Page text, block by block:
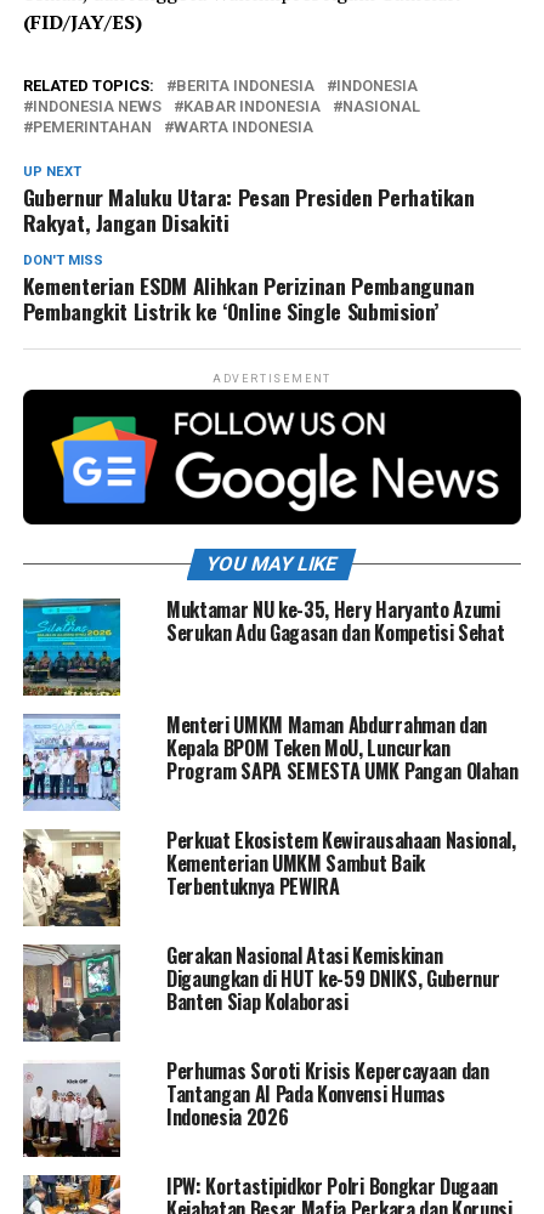
(FID/JAY/ES)
RELATED TOPICS: BERITA INDONESIA
INDONESIA
INDONESIA NEWS
KABAR INDONESIA
NASIONAL
PEMERINTAHAN
WARTA INDONESIA
UP NEXT
Gubernur Maluku Utara: Pesan Presiden Perhatikan
Rakyat, Jangan Disakiti
DON'T MISS
Kementerian ESDM Alihkan Perizinan Pembangunan
Pembangkit Listrik ke ‘Online Single Submision’
ADVERTISEMENT
YOU MAY LIKE
Muktamar NU ke-35, Hery Haryanto Azumi
Serukan Adu Gagasan dan Kompetisi Sehat
Menteri UMKM Maman Abdurrahman dan
Kepala BPOM Teken MoU, Luncurkan
Program SAPA SEMESTA UMK Pangan Olahan
Perkuat Ekosistem Kewirausahaan Nasional,
Kementerian UMKM Sambut Baik
Terbentuknya PEWIRA
Gerakan Nasional Atasi Kemiskinan
Digaungkan di HUT ke-59 DNIKS, Gubernur
Banten Siap Kolaborasi
Perhumas Soroti Krisis Kepercayaan dan
Tantangan AI Pada Konvensi Humas
Indonesia 2026
IPW: Kortastipidkor Polri Bongkar Dugaan